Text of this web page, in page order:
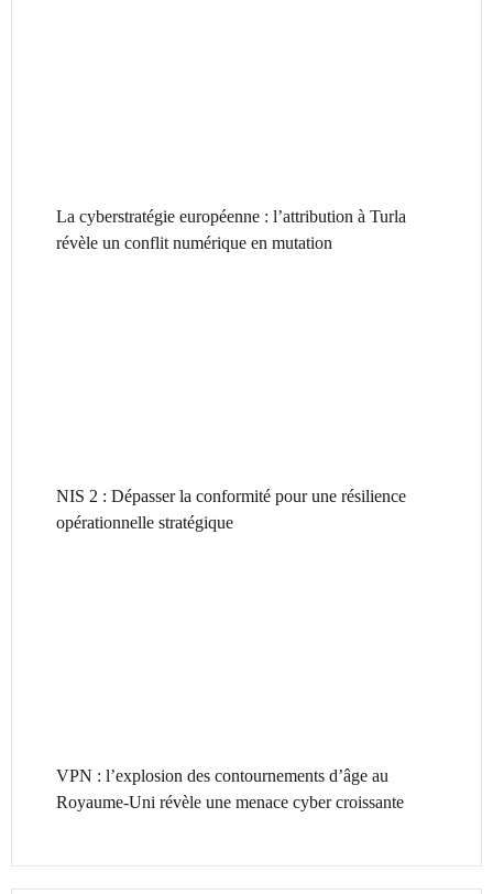
La cyberstratégie européenne : l’attribution à Turla
révèle un conflit numérique en mutation
NIS 2 : Dépasser la conformité pour une résilience
opérationnelle stratégique
VPN : l’explosion des contournements d’âge au
Royaume-Uni révèle une menace cyber croissante